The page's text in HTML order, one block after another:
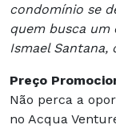
condomínio se
quem busca um
Ismael Santana,
Preço
Não perca a
no Acqua